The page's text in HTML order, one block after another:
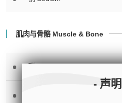
肌肉与骨骼 Muscle & Bone
- 声